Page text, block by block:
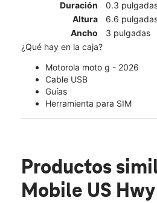
Duración
0.3
Altura
6.6
Ancho
3 pulgadas
¿Qué hay en la caja?
Motorola moto g - 2026
Cable USB
Guías
Herramienta para SIM
Productos
Mobile US